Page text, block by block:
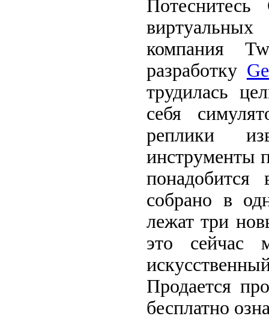
компания
разработку
трудилась
себя
реплики
инструменты
собрано в
лежат три
это сейчас
Продается
бесплатно